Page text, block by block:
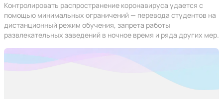
Контролировать распространение коронавируса удается с
помощью минимальных ограничений — перевода студентов на
дистанционный режим обучения, запрета работы
развлекательных заведений в ночное время и ряда других мер.